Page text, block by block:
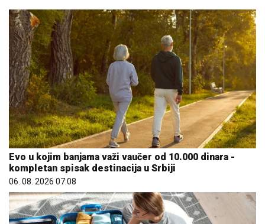
Evo u kojim banjama važi vaučer od 10.000 dinara -
kompletan spisak destinacija u Srbiji
06. 08. 2026 07:08